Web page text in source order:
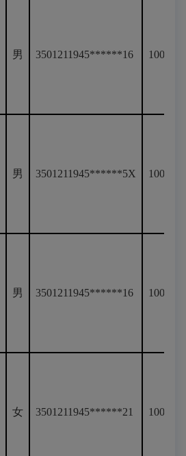
男 3501211945******16 100
男 3501211945******5X 100
男 3501211945******16 100
女 3501211945******21 100